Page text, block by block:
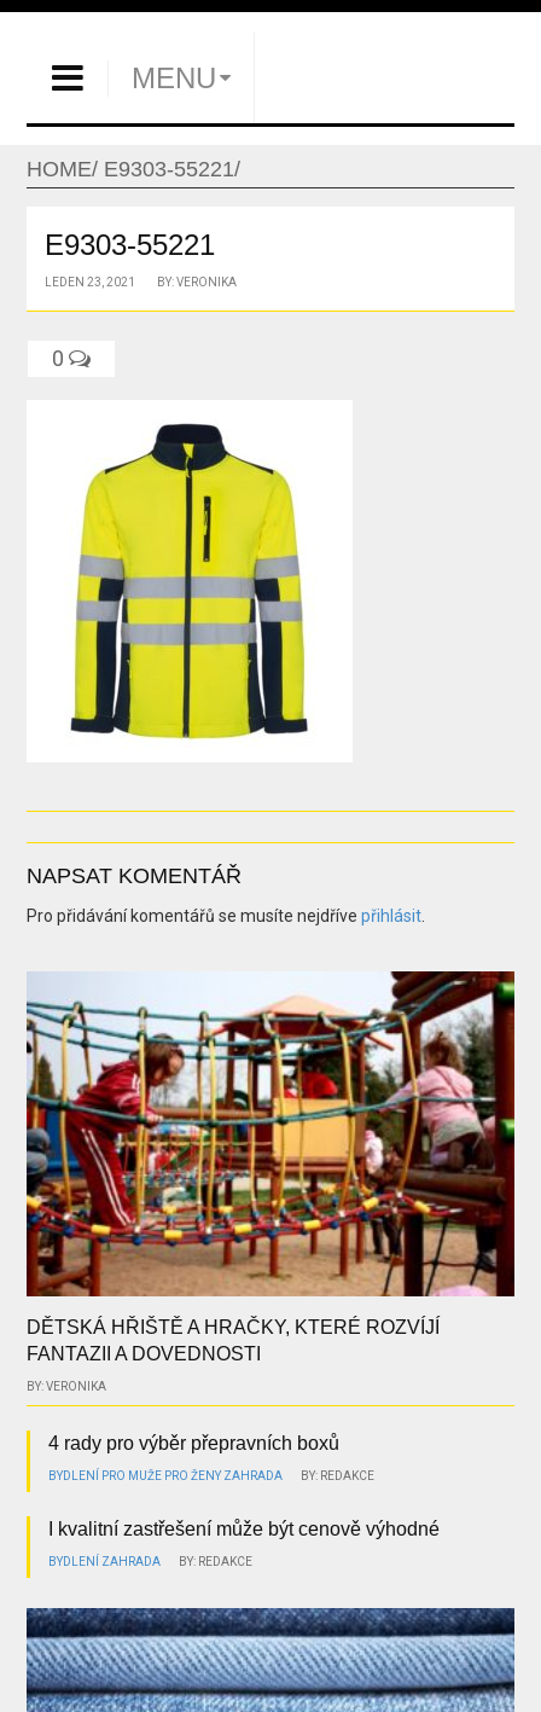
MENU
HOME E9303-55221
E9303-55221
LEDEN 23, 2021 BY: VERONIKA
0
NAPSAT KOMENTÁŘ
Pro přidávání komentářů se musíte nejdřívepřihlásit
DĚTSKÁ HŘIŠTĚ A HRAČKY, KTERÉ ROZVÍJÍ
FANTAZII A DOVEDNOSTI
BY: VERONIKA
4 rady pro výběr přepravních boxů
BYDLENÍ PRO MUŽE PRO ŽENY ZAHRADA BY: REDAKCE
I kvalitní zastřešení může být cenově výhodné
BYDLENÍ ZAHRADA BY: REDAKCE